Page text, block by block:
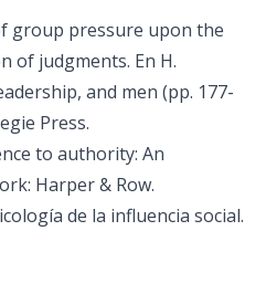
group pressure upon the
of judgments. En H.
and men (pp. 177-
Press.
to authority: An
Harper & Row.
de la influencia social.